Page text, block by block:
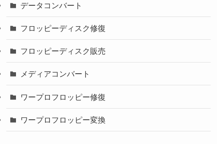
データコンバート
フロッピーディスク修復
フロッピーディスク販売
メディアコンバート
ワープロフロッピー修復
ワープロフロッピー変換